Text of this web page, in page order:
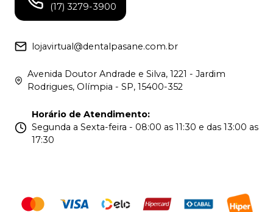
(17) 3279-3900
lojavirtual@dentalpasane.com.br
Avenida Doutor Andrade e Silva, 1221 - Jardim
Rodrigues, Olímpia - SP, 15400-352
Horário de Atendimento:
Segunda a Sexta-feira - 08:00 as 11:30 e das 13:00 as
17:30